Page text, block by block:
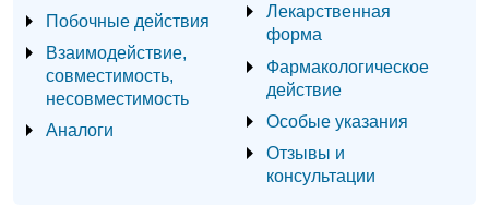
Побочные действия
Взаимодействие,
совместимость,
несовместимость
Аналоги
Лекарственная
форма
Фармакологическое
действие
Особые указания
Отзывы и
консультации